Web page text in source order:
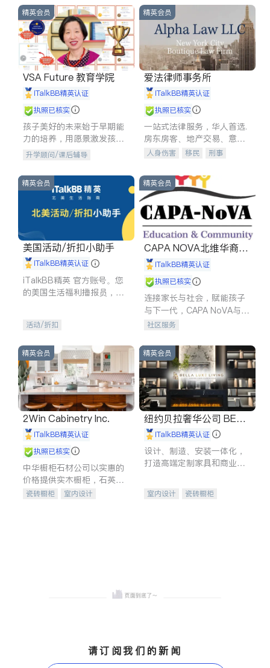
商铺租售
精英会员
VSA Future 教育学院
iTalkBB精英认证
执照已核实
孩子美好的未来始于早期能
力的培养，用愿景激发孩子
的学习潜力和动力。理念：
拥有成长型心态是成功的基
石。
升学顾问/课后辅导
精英会员
爱法律师事务所
iTalkBB精英认证
执照已核实
一站式法律服务，华人首选.
房东房客、地产交易、意外
伤害、车祸重伤、商业诉
建筑合同、刑事案件全包办
人身伤害 移民
刑事
信托/遗嘱
商业
索赔
律师-其它 保释
精英会员
美国活动/折扣小助手
iTalkBB精英认证
iTalkBB精英 官方账号。您
的美国生活福利播报员，精
专属福利。
活动/折扣
精英会员
CAPA NOVA北维华裔家
长会iTalkBB精英认证
执照已核实
连接家长与社会，赋能孩子
与下一代，CAPA NoVA与您
携手建设包容、公平、充满
社区服务
精英会员
2Win Cabinetry Inc.
iTalkBB精英认证
执照已核实
中华橱柜石材公司以实惠的
价格提供实木橱柜，石英石
台面，多种优质不锈钢水
瓷砖橱柜
室内设计
精英会员
纽约贝拉奢华公司 BELL
A LUXE
iTalkBB精英认证
设计、制造、安装一体化，
打造高端定制家具和商业空
室内设计
瓷砖橱柜
请订阅我们的新闻